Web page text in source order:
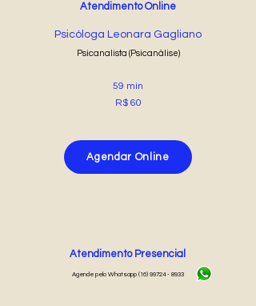
Atendimento Online
Psicóloga Leonara Gagliano
Psicanalista (Psicanálise)
R$ 60
59 min
Agendar Online
Agende pelo Whatsapp (16) 99724 - 8933
Atendimento Presencial